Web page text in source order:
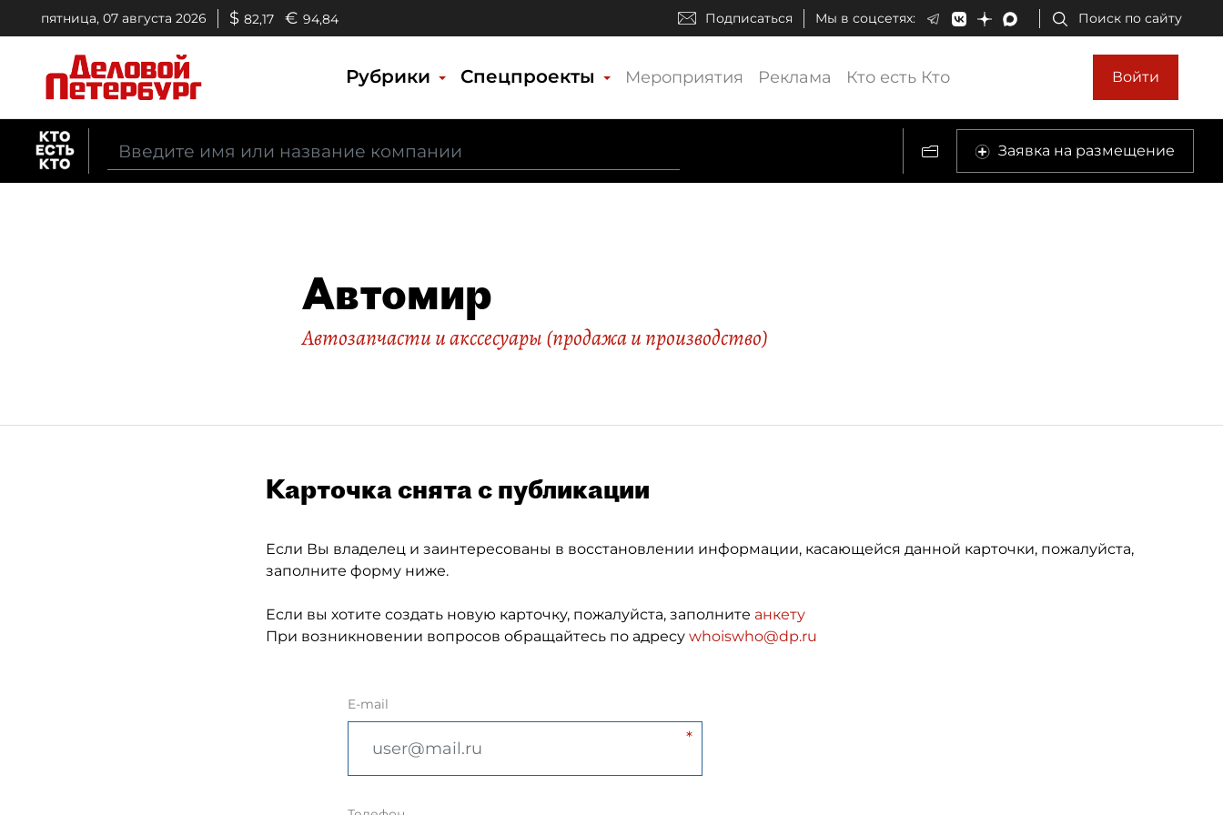
пятница, 07 августа 2026 $ 82,17 € 94,84 Подписаться Мы в соцсетях: Поиск по сайту
Рубрики Спецпроекты Мероприятия Реклама Кто есть Кто Войти
Заявка на размещение
Автомир
Автозапчасти и акссесуары (продажа и производство)
Карточка снята с публикации
Если Вы владелец и заинтересованы в восстановлении информации, касающейся данной карточки, пожалуйста,
заполните форму ниже.
Если вы хотите создать новую карточку, пожалуйста, заполните анкету
При возникновении вопросов обращайтесь по адресу whoiswho@dp.ru
E-mail